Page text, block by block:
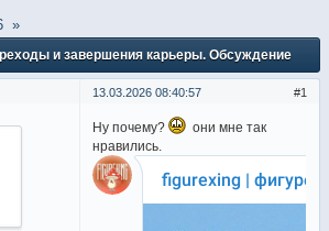
и завершения карьеры. Обсуждение
»
1
13.03.2026 08:40:57
Ну почему?
они мне так
нравились.